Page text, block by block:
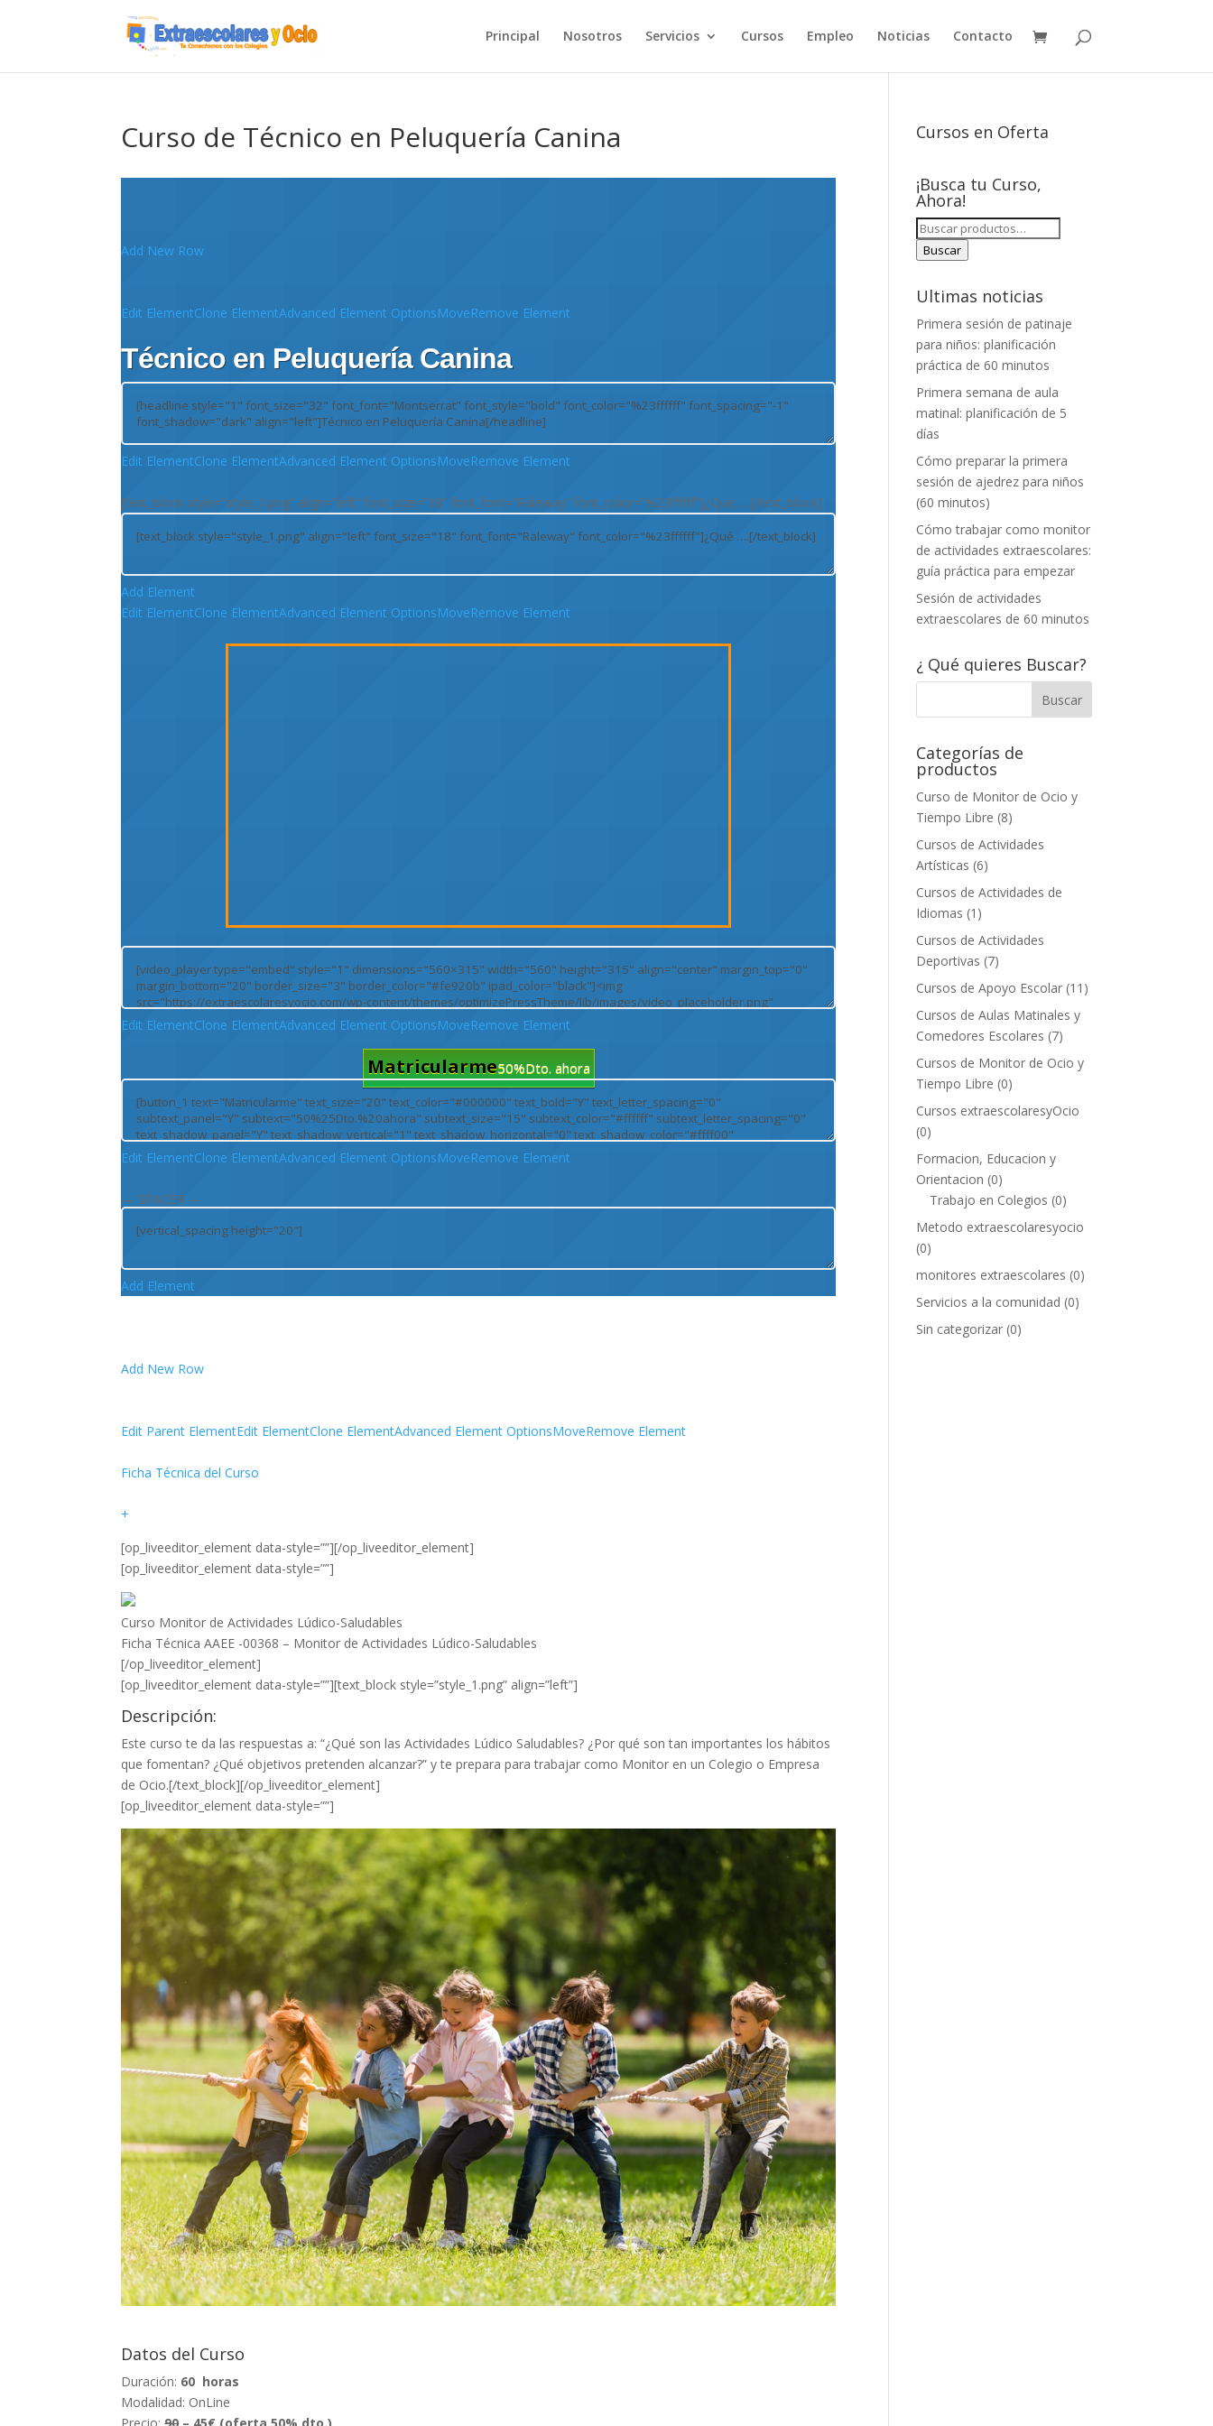
Principal Nosotros Servicios Cursos Empleo Noticias Contacto
Curso de Técnico en Peluquería Canina
Add New Row
Edit ElementClone ElementAdvanced Element OptionsMoveRemove Element
Técnico en Peluquería Canina
Edit ElementClone ElementAdvanced Element OptionsMoveRemove Element
[text_block style=”style_1.png” align=”left” font_size=”18″ font_font=”Raleway” font_color=”%23ffffff”]¿Qué ….[/text_block]
Add Element
Edit ElementClone ElementAdvanced Element OptionsMoveRemove Element
Edit ElementClone ElementAdvanced Element OptionsMoveRemove Element
Matricularme50%Dto. ahora
Edit ElementClone ElementAdvanced Element OptionsMoveRemove Element
— SPACER —
Add Element
Add New Row
Edit Parent ElementEdit ElementClone ElementAdvanced Element OptionsMoveRemove Element
Ficha Técnica del Curso
+
[op_liveeditor_element data-style=””][/op_liveeditor_element]
[op_liveeditor_element data-style=””]
Curso Monitor de Actividades Lúdico-Saludables
Ficha Técnica AAEE -00368 – Monitor de Actividades Lúdico-Saludables
[/op_liveeditor_element]
[op_liveeditor_element data-style=””][text_block style=”style_1.png” align=”left”]
Descripción:
Este curso te da las respuestas a: “¿Qué son las Actividades Lúdico Saludables? ¿Por qué son tan importantes los hábitos
que fomentan? ¿Qué objetivos pretenden alcanzar?” y te prepara para trabajar como Monitor en un Colegio o Empresa
de Ocio.[/text_block][/op_liveeditor_element]
[op_liveeditor_element data-style=””]
Datos del Curso
Duración: 60 horas
Modalidad: OnLine
Precio:90– 45€ (oferta 50% dto.)
Cursos en Oferta
¡Busca tu Curso,
Ahora!
BUSCAR
POR:
Buscar
Ultimas noticias
Primera sesión de patinaje
para niños: planificación
práctica de 60 minutos
Primera semana de aula
matinal: planificación de 5
días
Cómo preparar la primera
sesión de ajedrez para niños
(60 minutos)
Cómo trabajar como monitor
de actividades extraescolares:
guía práctica para empezar
Sesión de actividades
extraescolares de 60 minutos
¿ Qué quieres Buscar?
Categorías de
productos
Curso de Monitor de Ocio y
Tiempo Libre (8)
Cursos de Actividades
Artísticas (6)
Cursos de Actividades de
Idiomas (1)
Cursos de Actividades
Deportivas (7)
Cursos de Apoyo Escolar (11)
Cursos de Aulas Matinales y
Comedores Escolares (7)
Cursos de Monitor de Ocio y
Tiempo Libre (0)
Cursos extraescolaresyOcio
(0)
Formacion, Educacion y
Orientacion (0)
Trabajo en Colegios (0)
Metodo extraescolaresyocio
(0)
monitores extraescolares (0)
Servicios a la comunidad (0)
Sin categorizar (0)